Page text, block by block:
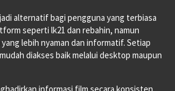
alternatif bagi pengguna yang terbiasa
seperti lk21 dan rebahin, namun
lebih nyaman dan informatif. Setiap
diakses baik melalui desktop maupun
informasi film secara konsisten,